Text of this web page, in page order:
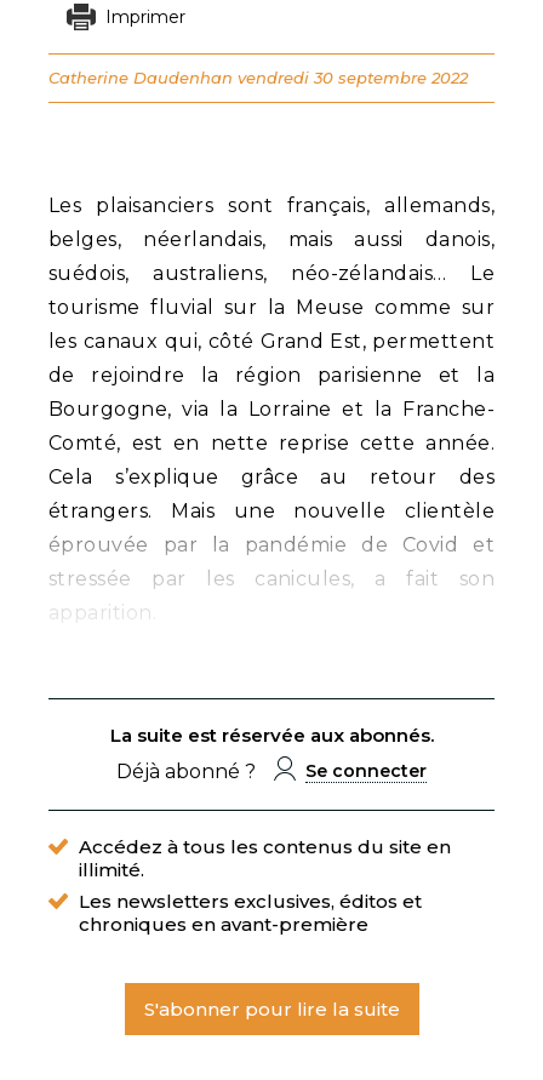
Les plaisanciers sont français, allemands,
belges, néerlandais, mais aussi danois,
suédois, australiens, néo-zélandais… Le
tourisme fluvial sur la Meuse comme sur
les canaux qui, côté Grand Est, permettent
de rejoindre la région parisienne et la
Bourgogne, via la Lorraine et la Franche-
Comté, est en nette reprise cette année.
Cela s’explique grâce au retour des
étrangers. Mais une nouvelle clientèle
éprouvée par la pandémie de Covid et
stressée par les canicules, a fait son
apparition.
La suite est réservée aux abonnés.
Déjà abonné ?
Se connecter
Accédez à tous les contenus du site en
illimité.
Les newsletters exclusives, éditos et
chroniques en avant-première
S'abonner pour lire la suite
Imprimer
Catherine Daudenhan vendredi 30 septembre 2022